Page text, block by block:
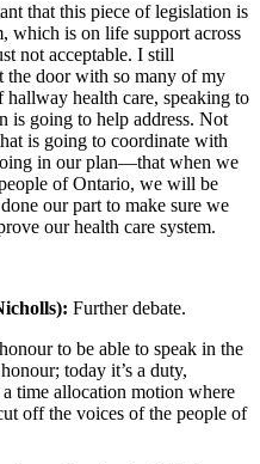
that this piece of legislation is
which is on life support across
not acceptable. I still
the door with so many of my
hallway health care, speaking to
is going to help address. Not
is going to coordinate with
in our plan—that when we
of Ontario, we will be
our part to make sure we
our health care system.
Further debate.
to be able to speak in the
today it’s a duty,
time allocation motion where
off the voices of the people of